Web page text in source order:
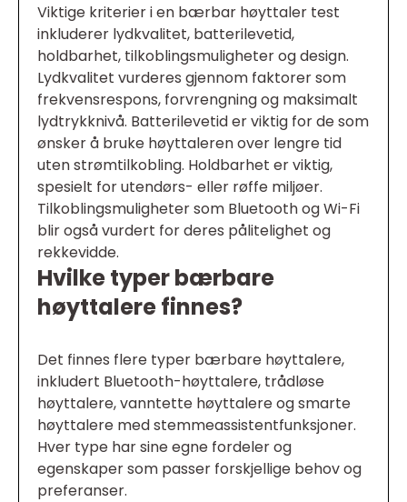
Viktige kriterier i en bærbar høyttaler test
inkluderer lydkvalitet, batterilevetid,
holdbarhet, tilkoblingsmuligheter og design.
Lydkvalitet vurderes gjennom faktorer som
frekvensrespons, forvrengning og maksimalt
lydtrykknivå. Batterilevetid er viktig for de som
ønsker å bruke høyttaleren over lengre tid
uten strømtilkobling. Holdbarhet er viktig,
spesielt for utendørs- eller røffe miljøer.
Tilkoblingsmuligheter som Bluetooth og Wi-Fi
blir også vurdert for deres pålitelighet og
rekkevidde.
Hvilke typer bærbare
høyttalere finnes?
Det finnes flere typer bærbare høyttalere,
inkludert Bluetooth-høyttalere, trådløse
høyttalere, vanntette høyttalere og smarte
høyttalere med stemmeassistentfunksjoner.
Hver type har sine egne fordeler og
egenskaper som passer forskjellige behov og
preferanser.